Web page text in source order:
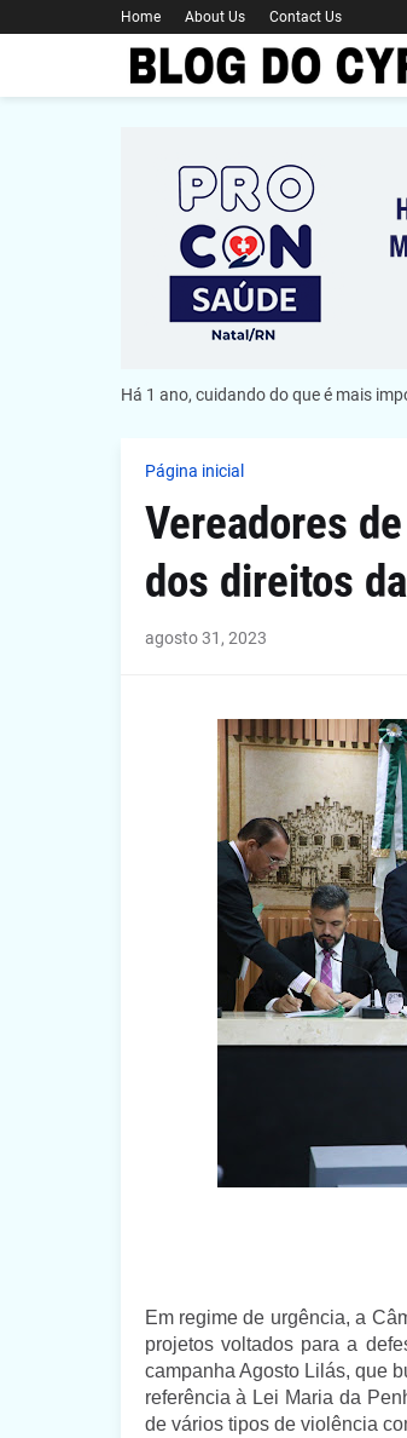
Home About Us Contact Us
Há 1 ano, cuidando do que é mais
Página inicial
Vereadores
dos direitos
agosto 31, 2023
Em regime de urgência, a
projetos voltados para a
campanha Agosto Lilás, que
referência à Lei Maria da
de vários tipos de violência